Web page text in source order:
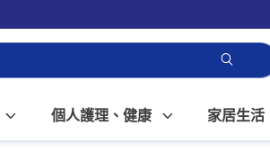
個人護理、健康 家居生活